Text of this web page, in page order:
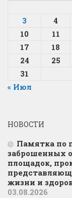
3
4
10
11
17
18
24
25
31
« Июл
НОВОСТИ
Памятка по
заброшенных
площадок,
жизни и
03.08.2026